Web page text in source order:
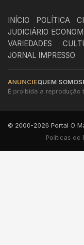
INÍCIO POLÍTICA
JUDICIÁRIO
VARIEDADES
JORNAL IMPRESSO
ANUNCIEQUEM SOMOS
É proibida a
© 2000-2026 Portal O
Políticas de